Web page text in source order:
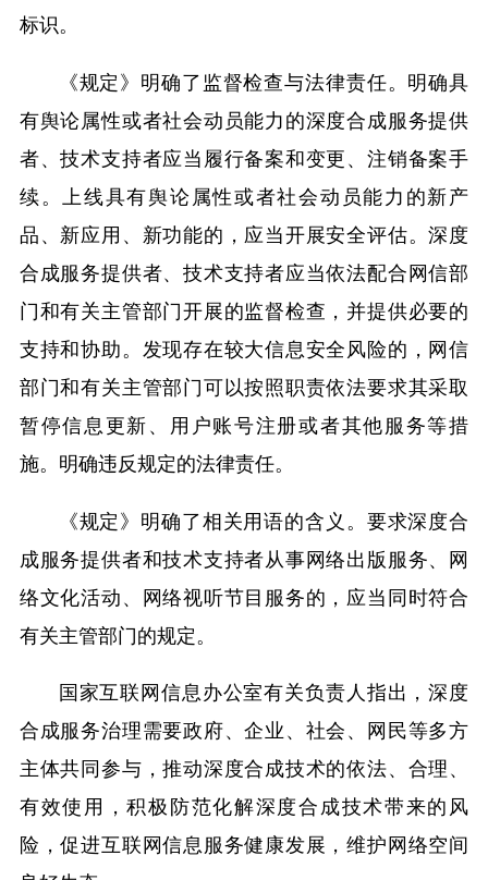
标识。
《规定》明确了监督检查与法律责任。明确具
有舆论属性或者社会动员能力的深度合成服务提供
者、技术支持者应当履行备案和变更、注销备案手
续。上线具有舆论属性或者社会动员能力的新产
品、新应用、新功能的，应当开展安全评估。深度
合成服务提供者、技术支持者应当依法配合网信部
门和有关主管部门开展的监督检查，并提供必要的
支持和协助。发现存在较大信息安全风险的，网信
部门和有关主管部门可以按照职责依法要求其采取
暂停信息更新、用户账号注册或者其他服务等措
施。明确违反规定的法律责任。
《规定》明确了相关用语的含义。要求深度合
成服务提供者和技术支持者从事网络出版服务、网
络文化活动、网络视听节目服务的，应当同时符合
有关主管部门的规定。
国家互联网信息办公室有关负责人指出，深度
合成服务治理需要政府、企业、社会、网民等多方
主体共同参与，推动深度合成技术的依法、合理、
有效使用，积极防范化解深度合成技术带来的风
险，促进互联网信息服务健康发展，维护网络空间